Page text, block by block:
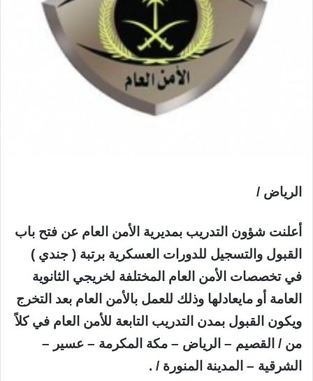
الرياض /
أعلنت شؤون التدريب بمديرية الأمن العام عن فتح باب
القبول والتسجيل للدورات العسكرية برتبة ( جندي )
في تخصصات الأمن العام المختلفة لخريجي الثانوية
العامة أو مايعادلها وذلك للعمل بالأمن العام بعد التخرج
ويكون القبول بمدن التدريب التابعة للأمن العام في كلاً
من / القصيم – الرياض – مكة المكرمة – عسير –
الشرقية – المدينة المنورة / .